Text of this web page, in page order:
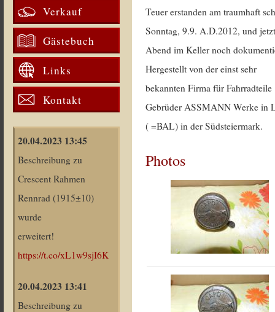
Verkauf
Gästebuch
Links
Kontakt
20.04.2023 13:45
Beschreibung zu
Crescent Rahmen
Rennrad (1915±10)
wurde
erweitert!
https://t.co/xL1w9sjI6K
20.04.2023 13:41
Beschreibung zu
Teuer erstanden am traumhaft
Sonntag, 9.9. A.D.2012, und
Abend im Keller noch
Hergestellt von der einst sehr
bekannten Firma für Fahrradteile
Gebrüder ASSMANN Werke in
( =BAL) in der Südsteiermark.
Photos